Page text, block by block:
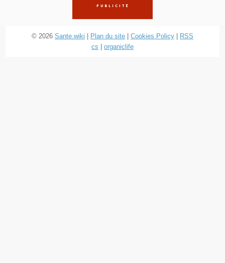
© 2026 Sante.wiki Plan du site Cookies Policy
RSS
cs
organiclife